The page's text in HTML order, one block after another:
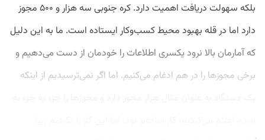
بلکه سهولت دریافت اهمیت دارد. کره جنوبی سه هزار و ۵۰۰ مجوز
دارد اما در قله بهبود محیط کسب‌وکار ایستاده است. ما به این دلیل
که آمارمان بالا نرود یکسری اطلاعات را خودمان از دست می‌دهیم و
برخی مجوزها را در هم ادغام می‌کنیم. اما اگر نمی‌ترسیدیم از اینکه